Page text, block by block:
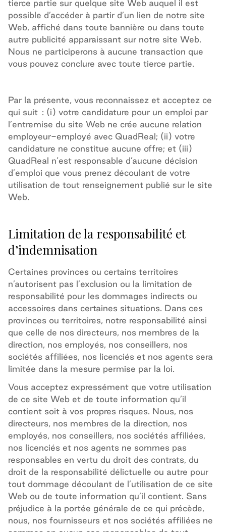
tierce partie sur quelque site Web auquel il est
possible d’accéder à partir d’un lien de notre site
Web, affiché dans toute bannière ou dans toute
autre publicité apparaissant sur notre site Web.
Nous ne participerons à aucune transaction que
vous pouvez conclure avec toute tierce partie.
Par la présente, vous reconnaissez et acceptez ce
qui suit : (i) votre candidature pour un emploi par
l’entremise du site Web ne crée aucune relation
employeur-employé avec QuadReal; (ii) votre
candidature ne constitue aucune offre; et (iii)
QuadReal n’est responsable d’aucune décision
d’emploi que vous prenez découlant de votre
utilisation de tout renseignement publié sur le site
Web.
Limitation de la responsabilité et
d’indemnisation
Certaines provinces ou certains territoires
n’autorisent pas l’exclusion ou la limitation de
responsabilité pour les dommages indirects ou
accessoires dans certaines situations. Dans ces
provinces ou territoires, notre responsabilité ainsi
que celle de nos directeurs, nos membres de la
direction, nos employés, nos conseillers, nos
sociétés affiliées, nos licenciés et nos agents sera
limitée dans la mesure permise par la loi.
Vous acceptez expressément que votre utilisation
de ce site Web et de toute information qu’il
contient soit à vos propres risques. Nous, nos
directeurs, nos membres de la direction, nos
employés, nos conseillers, nos sociétés affiliées,
nos licenciés et nos agents ne sommes pas
responsables en vertu du droit des contrats, du
droit de la responsabilité délictuelle ou autre pour
tout dommage découlant de l’utilisation de ce site
Web ou de toute information qu’il contient. Sans
préjudice à la portée générale de ce qui précède,
nous, nos fournisseurs et nos sociétés affiliées ne